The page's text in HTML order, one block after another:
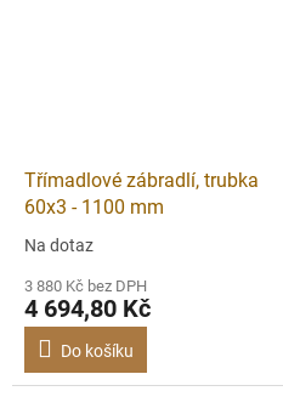
Třímadlové zábradlí, trubka
60x3 - 1100 mm
Na dotaz
3 880 Kč bez DPH
4 694,80 Kč
Do košíku